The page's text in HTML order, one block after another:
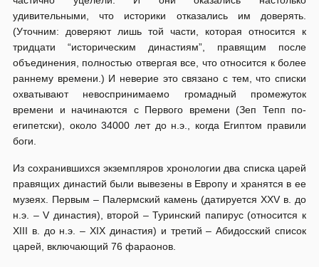
удивительными, что историки отказались им доверять.
(Уточним: доверяют лишь той части, которая относится к
тридцати “историческим династиям”, правящим после
объединения, полностью отвергая все, что относится к более
раннему времени.) И неверие это связано с тем, что списки
охватывают невоспринимаемо громадный промежуток
времени и начинаются с Первого времени (Зеп Тепп по-
египетски), около 34000 лет до н.э., когда Египтом правили
боги.
Из сохранившихся экземпляров хронологии два списка царей
правящих династий были вывезены в Европу и хранятся в ее
музеях. Первым – Палермский камень (датируется XXV в. до
н.э. – V династия), второй – Туринский папирус (относится к
XIII в. до н.э. – XIX династия) и третий – Абидосский список
царей, включающий 76 фараонов.